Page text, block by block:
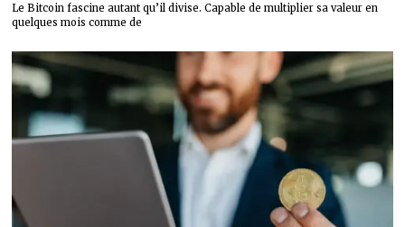
Le Bitcoin fascine autant qu’il divise. Capable de multiplier sa valeur en
quelques mois comme de